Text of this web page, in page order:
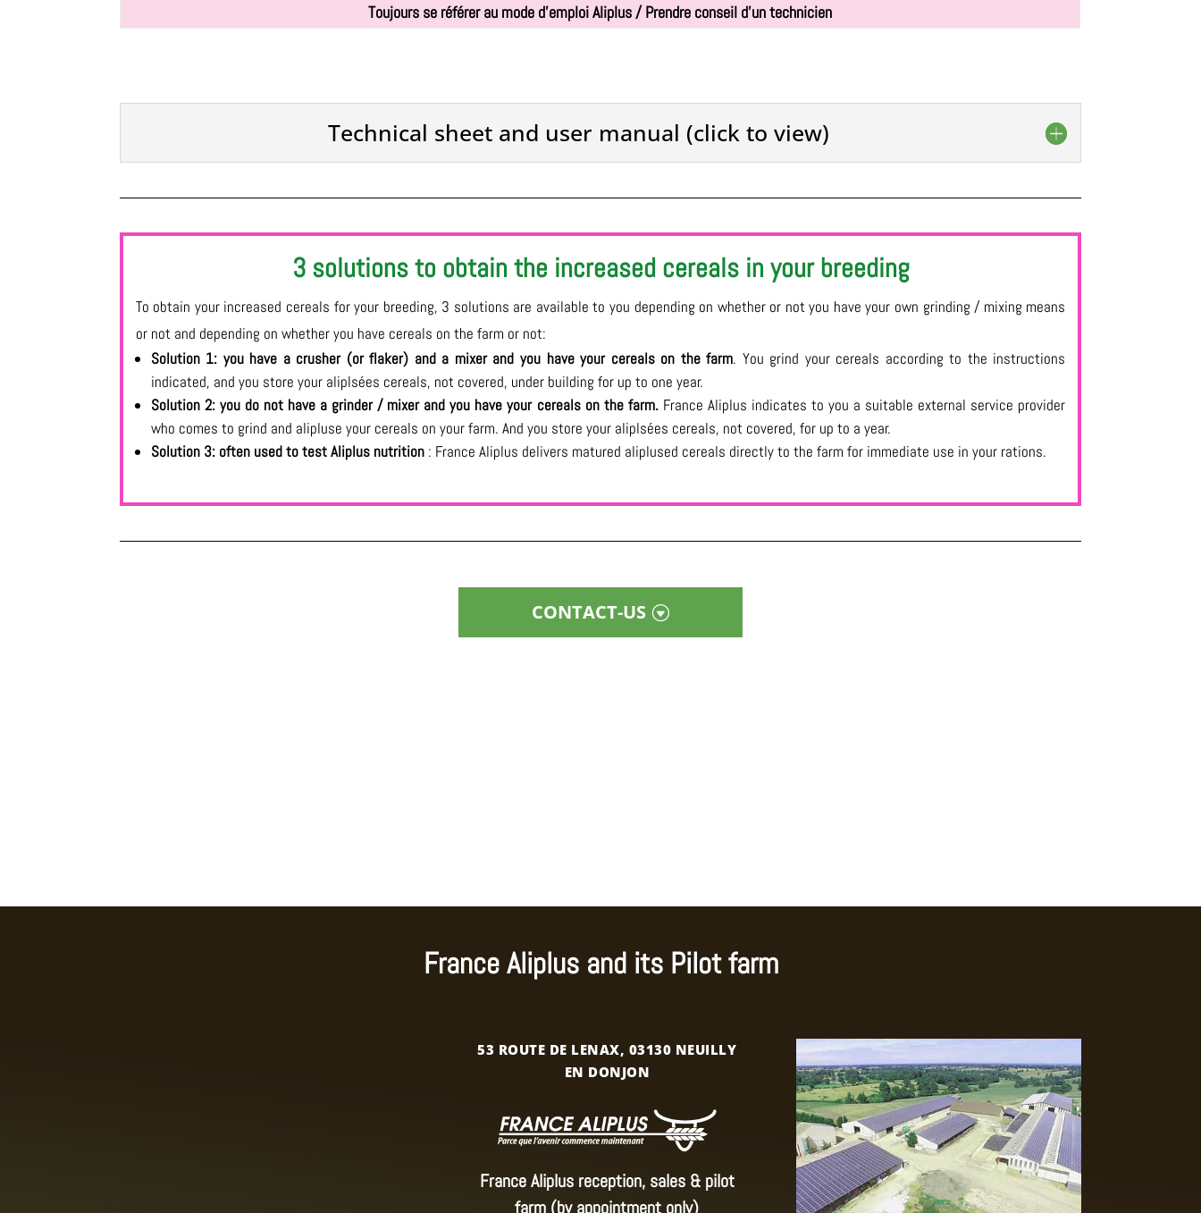
Toujours se référer au mode d'emploi Aliplus / Prendre conseil d'un technicien
Technical sheet and user manual (click to view)
3 solutions to obtain the increased cereals in your breeding
To obtain your increased cereals for your breeding, 3 solutions are available to you depending on whether or not you have your own grinding / mixing means
or not and depending on whether you have cereals on the farm or not:
Solution 1: you have a crusher (or flaker) and a mixer and you have your cereals on the farm. You grind your cereals according to the instructions
indicated, and you store your aliplsées cereals, not covered, under building for up to one year.
Solution 2: you do not have a grinder / mixer and you have your cereals on the farm.France Aliplus indicates to you a suitable external service provider
who comes to grind and alipluse your cereals on your farm. And you store your aliplsées cereals, not covered, for up to a year.
Solution 3: often used to test Aliplus nutrition : France Aliplus delivers matured aliplused cereals directly to the farm for immediate use in your rations.
CONTACT-US
France Aliplus and its Pilot farm
53 ROUTE DE LENAX, 03130 NEUILLY
EN DONJON
France Aliplus reception, sales & pilot
farm (by appointment only)